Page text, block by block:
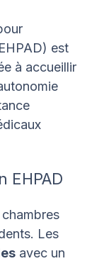
est
à accueillir
EHPAD
Les
avec un